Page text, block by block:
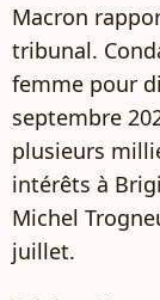
Macron
tribunal.
femme pour
septembre
plusieurs
intérêts à
Michel
juillet.